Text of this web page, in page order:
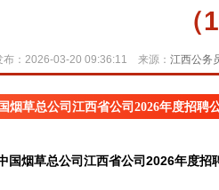
（
布：2026-03-20 09:36:11 来源： 江西公务
烟草总公司江西省公司2026年度招聘
国烟草总公司江西省公司2026年度招